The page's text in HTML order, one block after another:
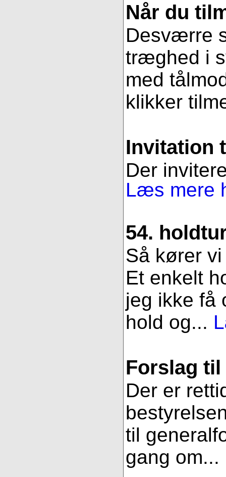
Når du
Desværre
træghed i
med
klikker
Invitation
Der
Læs mere
54.
Så kører
Et enkelt
jeg ikke få
hold og...
Forslag
Der er
til
gang om...